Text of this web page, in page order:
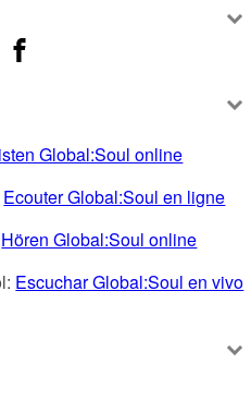
Global:Soul online
Ecouter Global:Soul en ligne
Hören Global:Soul online
Escuchar Global:Soul en vivo